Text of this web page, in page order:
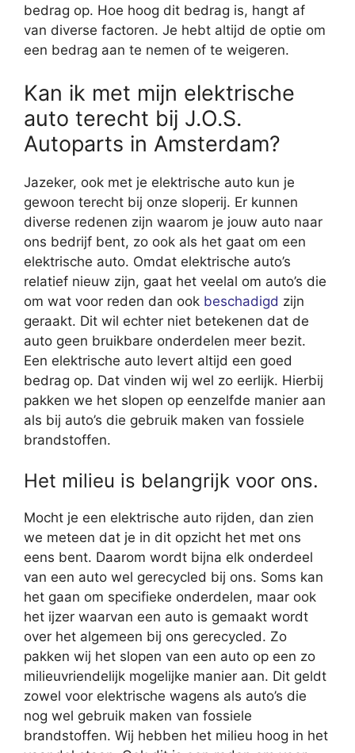
bedrag op. Hoe hoog dit bedrag is, hangt af
van diverse factoren. Je hebt altijd de optie om
een bedrag aan te nemen of te weigeren.
Kan ik met mijn elektrische
auto terecht bij J.O.S.
Autoparts in Amsterdam?
Jazeker, ook met je elektrische auto kun je
gewoon terecht bij onze sloperij. Er kunnen
diverse redenen zijn waarom je jouw auto naar
ons bedrijf bent, zo ook als het gaat om een
elektrische auto. Omdat elektrische auto’s
relatief nieuw zijn, gaat het veelal om auto’s die
om wat voor reden dan ook beschadigd zijn
geraakt. Dit wil echter niet betekenen dat de
auto geen bruikbare onderdelen meer bezit.
Een elektrische auto levert altijd een goed
bedrag op. Dat vinden wij wel zo eerlijk. Hierbij
pakken we het slopen op eenzelfde manier aan
als bij auto’s die gebruik maken van fossiele
brandstoffen.
Het milieu is belangrijk voor ons.
Mocht je een elektrische auto rijden, dan zien
we meteen dat je in dit opzicht het met ons
eens bent. Daarom wordt bijna elk onderdeel
van een auto wel gerecycled bij ons. Soms kan
het gaan om specifieke onderdelen, maar ook
het ijzer waarvan een auto is gemaakt wordt
over het algemeen bij ons gerecycled. Zo
pakken wij het slopen van een auto op een zo
milieuvriendelijk mogelijke manier aan. Dit geldt
zowel voor elektrische wagens als auto’s die
nog wel gebruik maken van fossiele
brandstoffen. Wij hebben het milieu hoog in het